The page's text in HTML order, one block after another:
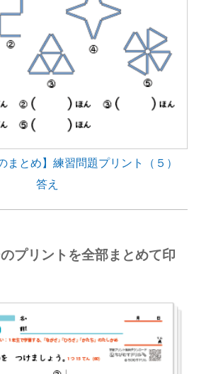
まとめ】練習問題プリント（５）
答え
プリントを全部まとめて印